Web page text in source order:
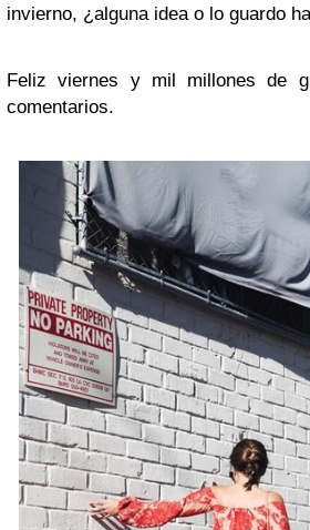
invierno, ¿alguna idea o lo guardo
Feliz viernes y mil millones de
comentarios.